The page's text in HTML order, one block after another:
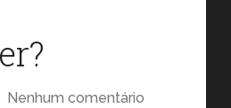
Nenhum comentário